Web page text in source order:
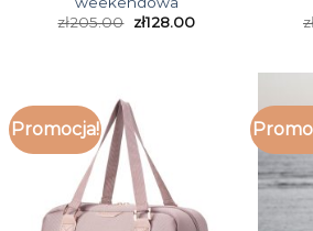
zł205.00 zł128.00
Promocja!